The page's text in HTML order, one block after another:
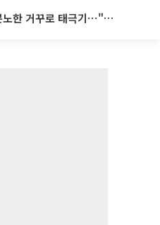
서경덕 교수, 김희철도 분노한 거꾸로 태극기⋯"엉터리는 아냐, 아쉬울 뿐"